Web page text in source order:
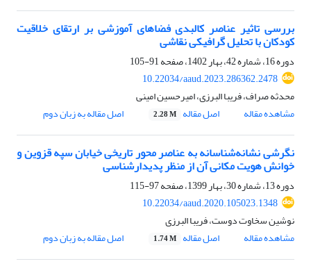
بررسی تاثیر عناصر کالبدی فضاهای آموزشی بر ارتقای خلاقیت
کودکان با تحلیل گرافیکی نقاشی
دوره 16، شماره 42، بهار 1402، صفحه
91-105
10.22034/aaud.2023.286362.2478
محدثه صراف، فریبا البرزی، امیرحسین امینی
مشاهده مقاله
اصل مقاله 2.28 M اصل مقاله به زبان دوم
نگرشی نشانه‌شناسانه به عناصر محور تاریخی خیابان سپه قزوین و
خوانش هویت مکانی آن از منظر پدیدارشناسی
دوره 13، شماره 30، بهار 1399، صفحه
97-115
10.22034/aaud.2020.105023.1348
نوشین سخاوت دوست، فریبا البرزی
مشاهده مقاله
اصل مقاله 1.74 M اصل مقاله به زبان دوم